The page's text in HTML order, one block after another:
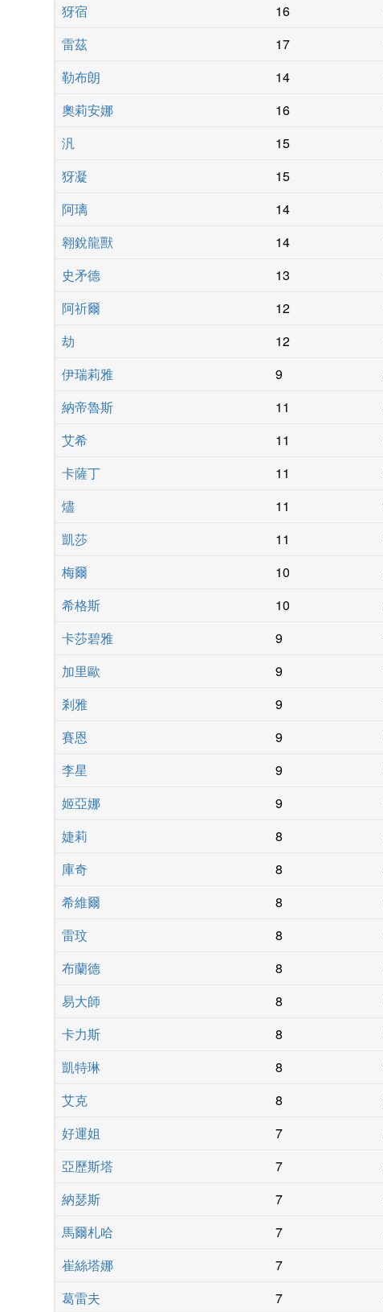
犽宿
16
雷茲
17
勒布朗
14
奧莉安娜
16
汎
15
犽凝
15
阿璃
14
翱銳龍獸
14
史矛德
13
阿祈爾
12
劫
12
伊瑞莉雅
9
納帝魯斯
11
艾希
11
卡薩丁
11
燼
11
凱莎
11
梅爾
10
希格斯
10
卡莎碧雅
9
加里歐
9
剎雅
9
賽恩
9
李星
9
姬亞娜
9
婕莉
8
庫奇
8
希維爾
8
雷玟
8
布蘭德
8
易大師
8
卡力斯
8
凱特琳
8
艾克
8
好運姐
7
亞歷斯塔
7
納瑟斯
7
馬爾札哈
7
崔絲塔娜
7
葛雷夫
7